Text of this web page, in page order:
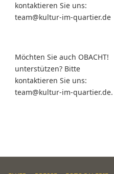
kontaktieren Sie uns:
team@kultur-im-quartier.de
Möchten Sie auch OBACHT!
unterstützen? Bitte
kontaktieren Sie uns:
team@kultur-im-quartier.de.